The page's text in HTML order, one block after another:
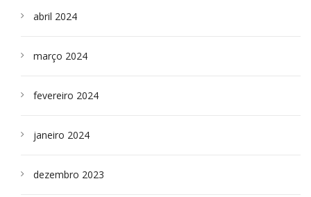
abril 2024
março 2024
fevereiro 2024
janeiro 2024
dezembro 2023